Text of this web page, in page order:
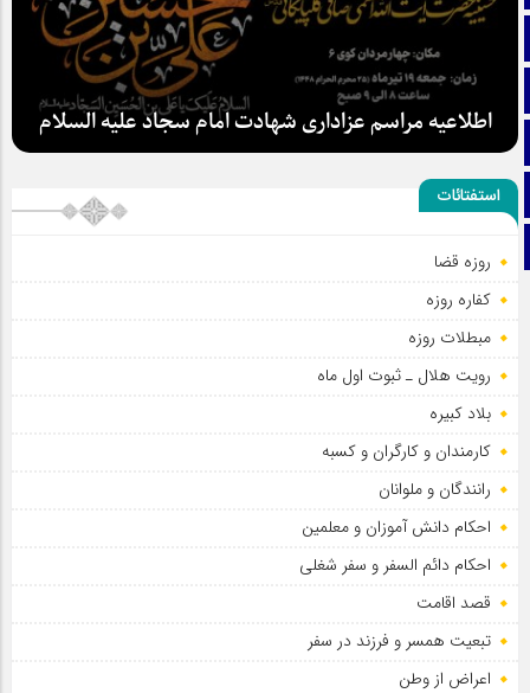
آپارات
اینستاگرام
اطلاعیه مراسم عزاداری شهادت امام سجاد علیه السلام
استفتائات
روزه قضا
کفاره روزه
مبطلات روزه
رویت هلال ـ ثبوت اول ماه
بلاد کبیره
کارمندان و کارگران و کسبه
رانندگان و ملوانان
احکام دانش آموزان و معلمین
احکام دائم السفر و سفر شغلی
قصد اقامت
تبعیت همسر و فرزند در سفر
اعراض از وطن